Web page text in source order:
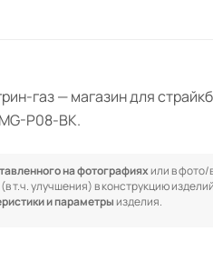
газ — магазин для
P08-BK.
на фотографияхили в фото/
т.ч. улучшения) в конструкцию
и параметрыизделия.